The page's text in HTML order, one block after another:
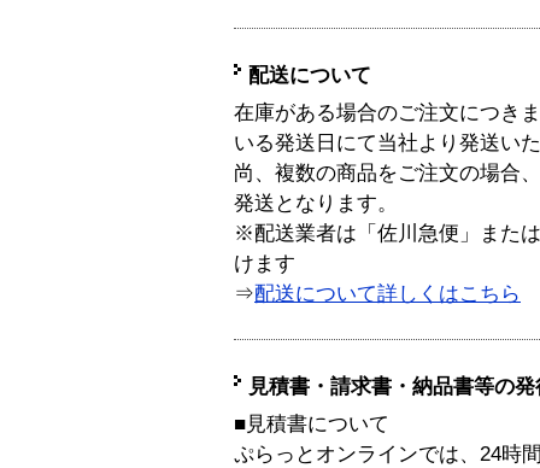
配送について
在庫がある場合のご注文につき
いる発送日にて当社より発送い
尚、複数の商品をご注文の場合
発送となります。
※配送業者は「佐川急便」また
けます
⇒配送について詳しくはこちら
見積書・請求書・納品書等の
■見積書について
ぷらっとオンラインでは、24時